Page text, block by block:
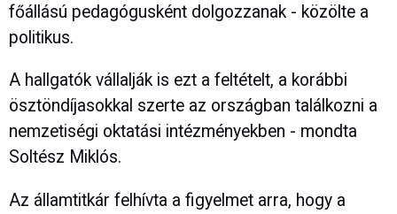
főállású pedagógusként dolgozzanak - közölte a
politikus.
A hallgatók vállalják is ezt a feltételt, a korábbi
ösztöndíjasokkal szerte az országban találkozni a
nemzetiségi oktatási intézményekben - mondta
Soltész Miklós.
Az államtitkár felhívta a figyelmet arra, hogy a